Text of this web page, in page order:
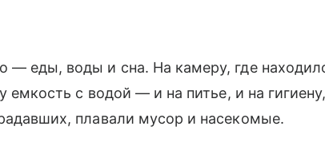
еды, воды и сна. На камеру, где
емкость с водой — и на питье, и на гигиену,
плавали мусор и насекомые.